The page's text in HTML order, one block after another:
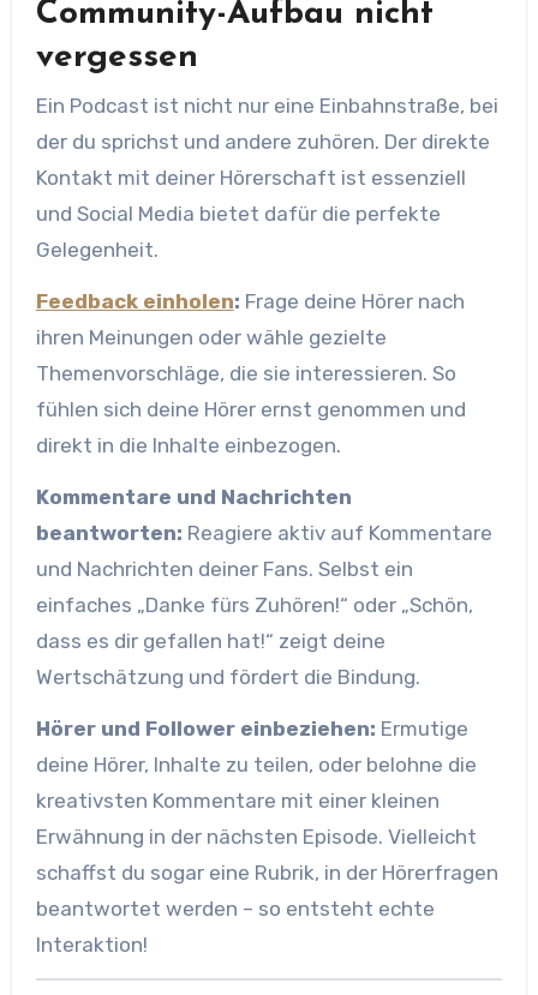
Community-Aufbau nicht
vergessen
Ein Podcast ist nicht nur eine Einbahnstraße, bei
der du sprichst und andere zuhören. Der direkte
Kontakt mit deiner Hörerschaft ist essenziell
und Social Media bietet dafür die perfekte
Gelegenheit.
Feedback einholen: Frage deine Hörer nach
ihren Meinungen oder wähle gezielte
Themenvorschläge, die sie interessieren. So
fühlen sich deine Hörer ernst genommen und
direkt in die Inhalte einbezogen.
Kommentare und Nachrichten
beantworten: Reagiere aktiv auf Kommentare
und Nachrichten deiner Fans. Selbst ein
einfaches „Danke fürs Zuhören!“ oder „Schön,
dass es dir gefallen hat!“ zeigt deine
Wertschätzung und fördert die Bindung.
Hörer und Follower einbeziehen: Ermutige
deine Hörer, Inhalte zu teilen, oder belohne die
kreativsten Kommentare mit einer kleinen
Erwähnung in der nächsten Episode. Vielleicht
schaffst du sogar eine Rubrik, in der Hörerfragen
beantwortet werden – so entsteht echte
Interaktion!